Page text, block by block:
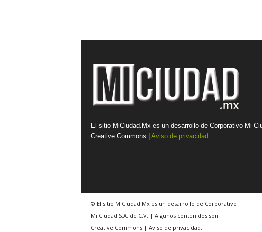
El sitio MiCiudad.Mx es un desarrollo de Corporativo Mi
Creative Commons | Aviso de privacidad.
© El sitio MiCiudad.Mx es un desarrollo de Corporativo
Mi Ciudad S.A. de C.V. | Algunos contenidos son
Creative Commons | Aviso de privacidad.